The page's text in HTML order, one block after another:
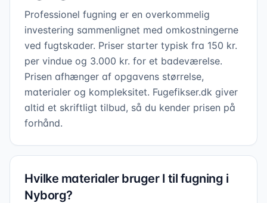
Professionel fugning er en overkommelig
investering sammenlignet med omkostningerne
ved fugtskader. Priser starter typisk fra 150 kr.
per vindue og 3.000 kr. for et badeværelse.
Prisen afhænger af opgavens størrelse,
materialer og kompleksitet. Fugefikser.dk giver
altid et skriftligt tilbud, så du kender prisen på
forhånd.
Hvilke materialer bruger I til fugning i
Nyborg?